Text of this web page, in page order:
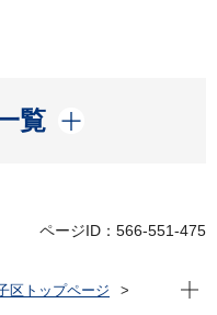
覧
ページID：566-551-475
区トップページ
現在